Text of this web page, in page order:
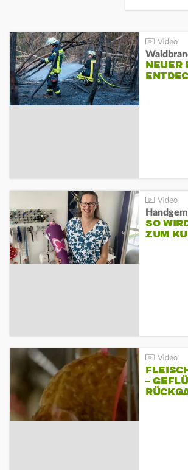
NEUER
SO
ZUM
–